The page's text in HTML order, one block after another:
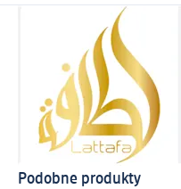
Podobne produkty